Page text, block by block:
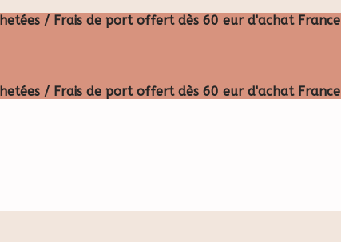
/ Frais de port offert dès 60 eur d'achat France
/ Frais de port offert dès 60 eur d'achat France